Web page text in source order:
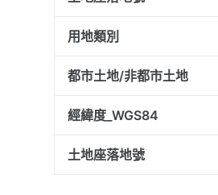
用地類別
都市土地/非都市土地
經緯度_WGS84
土地座落地號